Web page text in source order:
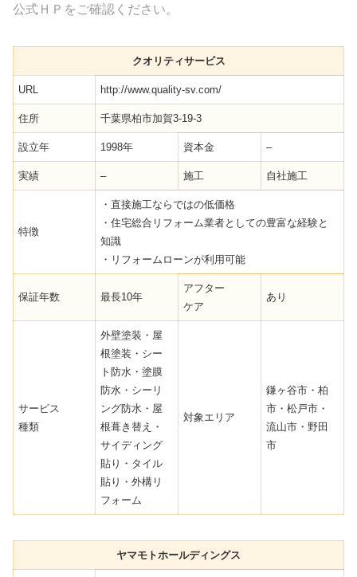
公式ＨＰをご確認ください。
クオリティサービス
URL http://www.quality-sv.com/
住所 千葉県柏市加賀3-19-3
設立年 1998年 資本金 –
実績 – 施工 自社施工
特徴
・直接施工ならではの低価格
・住宅総合リフォーム業者としての豊富な経験と
知識
・リフォームローンが利用可能
保証年数 最長10年
アフター
ケア
あり
サービス
種類
外壁塗装・屋
根塗装・シー
ト防水・塗膜
防水・シーリ
ング防水・屋
根葺き替え・
サイディング
貼り・タイル
貼り・外構リ
フォーム
対象エリア
鎌ヶ谷市・柏
市・松戸市・
流山市・野田
市
ヤマモトホールディングス